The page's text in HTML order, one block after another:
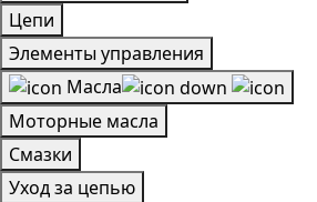
Цепи
Элементы управления
Масла
Моторные масла
Смазки
Уход за цепью